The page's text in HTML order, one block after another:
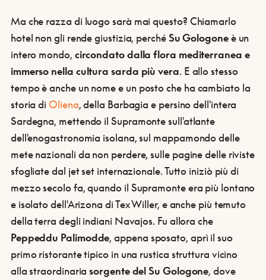
Ma che razza di luogo sarà mai questo? Chiamarlo
hotel non gli rende giustizia, perchéSu Gologoneè un
intero mondo, circondato dalla flora mediterranea e
immerso nella cultura sarda più vera. E allo stesso
tempo è anche un nome e un posto che ha cambiato la
storia diOliena, della Barbagia e persino dell'intera
Sardegna, mettendo il Supramonte sull'atlante
dell'enogastronomia isolana, sul mappamondo delle
mete nazionali da non perdere, sulle pagine delle riviste
sfogliate dal jet set internazionale. Tutto iniziò più di
mezzo secolo fa, quando il Supramonte era più lontano
e isolato dell'Arizona di Tex Willer, e anche più temuto
della terra degli indiani Navajos. Fu allora che
Peppeddu Palimodde, appena sposato, aprì il suo
primo ristorante tipico in una rustica struttura vicino
alla straordinariasorgente del Su Gologone, dove